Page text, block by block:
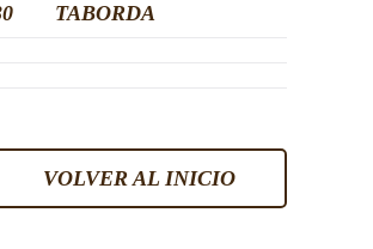
TABORDA
VOLVER AL INICIO